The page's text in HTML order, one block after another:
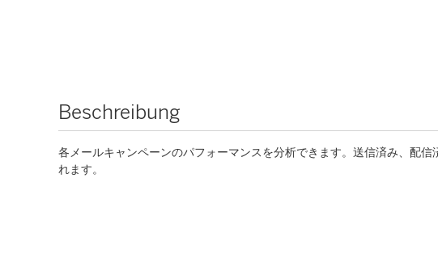
Beschreibung
各メールキャンペーンのパフォーマンスを分析できます。送信済み、配
れます。